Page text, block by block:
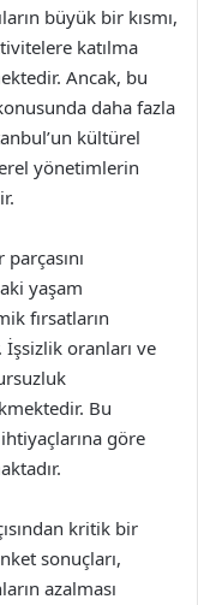
büyük bir kısmı,
katılma
Ancak, bu
daha fazla
kültürel
yönetimlerin
yaşam
fırsatların
İşsizlik oranları ve
Bu
göre
kritik bir
sonuçları,
azalması